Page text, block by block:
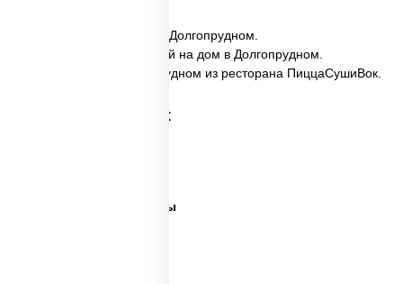
✅ Спайс Сяке заказать в Долгопрудном.
✅ Спайс Сяке с доставкой на дом в Долгопрудном.
✅ Спайс Сяке в Долгопрудном из ресторана ПиццаСушиВок.
Категории товара:
Все виды суши и роллы